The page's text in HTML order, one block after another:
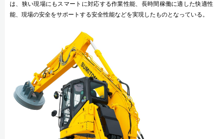
は、狭い現場にもスマートに対応する作業性能、長時間稼働に適した快適性
能、現場の安全をサポートする安全性能などを実現したものとなっている。